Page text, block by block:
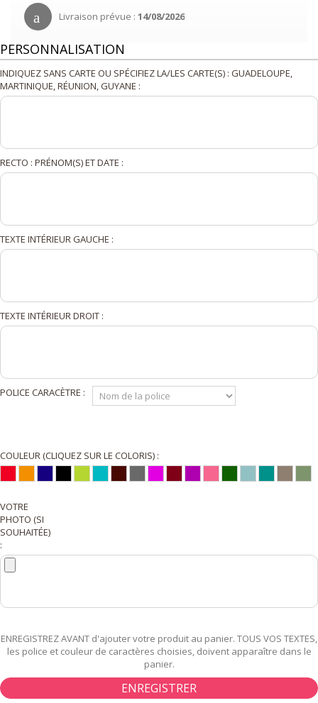
Livraison prévue : 14/08/2026
PERSONNALISATION
INDIQUEZ SANS CARTE OU SPÉCIFIEZ LA/LES CARTE(S) : GUADELOUPE,
MARTINIQUE, RÉUNION, GUYANE :
RECTO : PRÉNOM(S) ET DATE :
TEXTE INTÉRIEUR GAUCHE :
TEXTE INTÉRIEUR DROIT :
POLICE CARACÈTRE :
COULEUR (CLIQUEZ SUR LE COLORIS) :
VOTRE
PHOTO (SI
SOUHAITÉE)
:
ENREGISTREZ AVANT d'ajouter votre produit au panier. TOUS VOS TEXTES,
les police et couleur de caractères choisies, doivent apparaître dans le
panier.
ENREGISTRER